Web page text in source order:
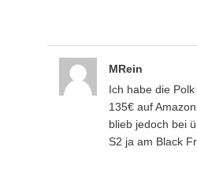
MRein
Ich habe die
135€ auf
blieb jedoch bei
S2 ja am Black